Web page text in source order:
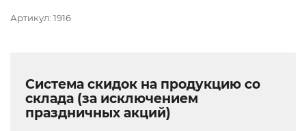
Артикул: 1916
Система скидок на продукцию со
склада (за исключением
праздничных акций)